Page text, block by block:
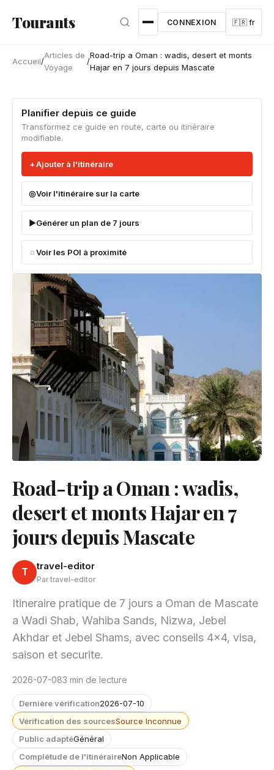
Tourants CONNEXION 🇫🇷 fr
Accueil/
Articles de
Voyage
/
Road-trip a Oman : wadis, desert et monts
Hajar en 7 jours depuis Mascate
Planifier depuis ce guide
Transformez ce guide en route, carte ou itinéraire
modifiable.
Ajouter à l'itinéraire
Voir l'itinéraire sur la carte
Générer un plan de 7 jours
Voir les POI à proximité
Road-trip a Oman : wadis,
desert et monts Hajar en 7
jours depuis Mascate
T travel-editor
Par travel-editor
Itineraire pratique de 7 jours a Oman de Mascate
a Wadi Shab, Wahiba Sands, Nizwa, Jebel
Akhdar et Jebel Shams, avec conseils 4x4, visa,
saison et securite.
2026-07-083 min de lecture
Dernière vérification2026-07-10
Vérification des sourcesSource Inconnue
Public adaptéGénéral
Complétude de l'itinéraireNon Applicable